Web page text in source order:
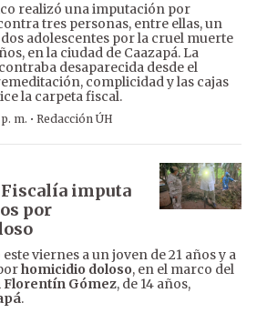
realizó una imputación por
tres personas, entre ellas, un
adolescentes por la cruel muerte
en la ciudad de Caazapá. La
desaparecida desde el
complicidad y las cajas
la carpeta fiscal.
m. · Redacción ÚH
Fiscalía imputa
por
viernes a un joven de 21 años y a
homicidio doloso, en el marco del
Florentín Gómez, de 14 años,
.